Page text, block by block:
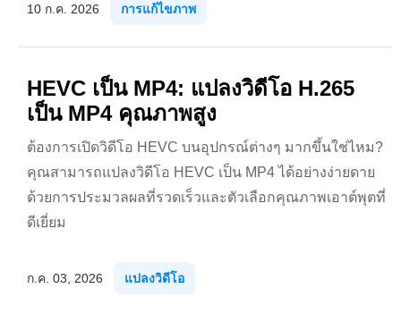
10 ก.ค. 2026 การแก้ไขภาพ
HEVC เป็น MP4: แปลงวิดีโอ H.265
เป็น MP4 คุณภาพสูง
ต้องการเปิดวิดีโอ HEVC บนอุปกรณ์ต่างๆ มากขึ้นใช่ไหม?
คุณสามารถแปลงวิดีโอ HEVC เป็น MP4 ได้อย่างง่ายดาย
ด้วยการประมวลผลที่รวดเร็วและตัวเลือกคุณภาพเอาต์พุตที่
ดีเยี่ยม
ก.ค. 03, 2026 แปลงวิดีโอ